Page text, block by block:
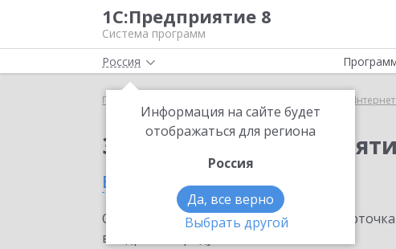
1С:Предприятие 8
Система программ
Россия
Информация на сайте будет
отображаться для региона
Россия
Да, все верно
Выбрать другой
Главная 1С:Предприятие через
Заказать
в Химках
Ознакомьтесь с информационными
внедрение продукта.